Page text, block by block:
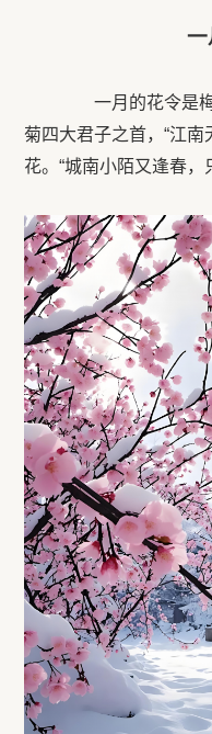
一月的花令是梅
菊四大君子之首，“江
花。“城南小陌又逢春，